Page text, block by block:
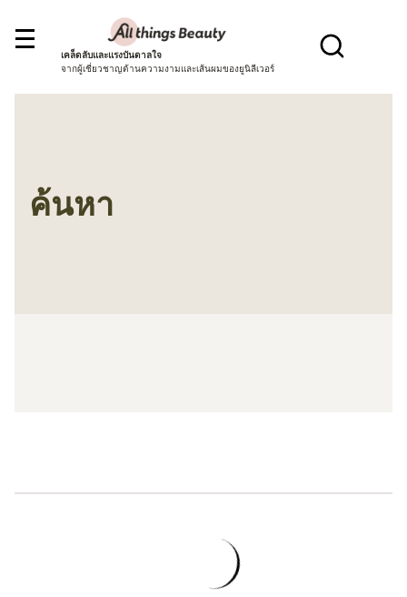
เคล็ดลับและแรงบันดาลใจ
จากผู้เชี่ยวชาญด้านความงามและเส้นผมของยูนิลีเวอร์
ค้นหา